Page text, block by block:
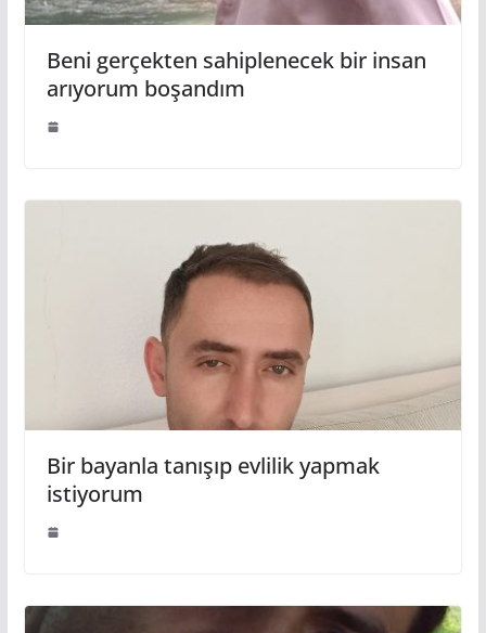
Beni gerçekten sahiplenecek bir insan
arıyorum boşandım
Bir bayanla tanışıp evlilik yapmak
istiyorum